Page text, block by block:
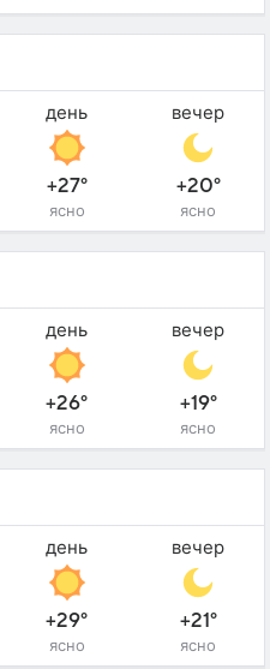
день
+27°
ясно
вечер
+20°
ясно
день
+26°
ясно
вечер
+19°
ясно
день
+29°
ясно
вечер
+21°
ясно